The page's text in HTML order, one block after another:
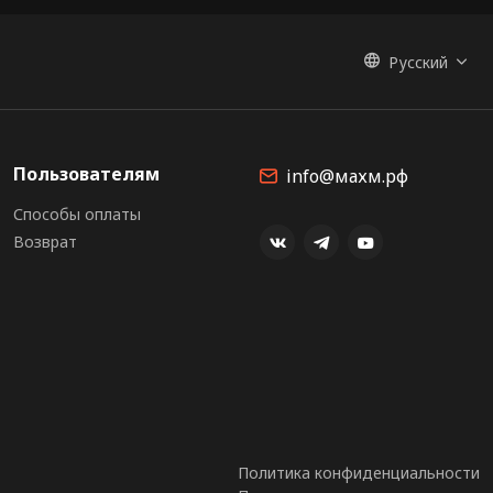
Русский
Пользователям
Способы оплаты
Возврат
info@махм.рф
Политика конфиденциальности